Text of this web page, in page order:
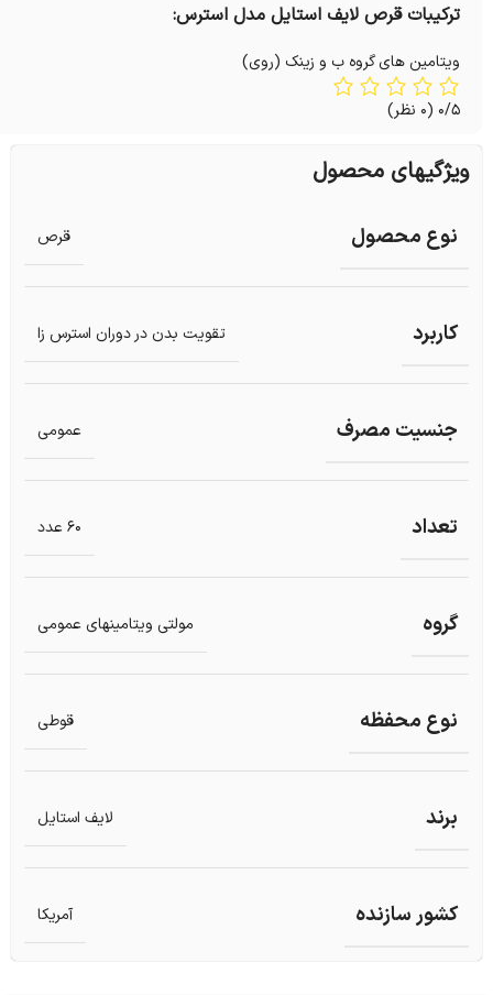
ترکیبات قرص لایف استایل مدل استرس:
ویتامین های گروه ب و زینک (روی)
0/5 (0 نظر)
ویژگیهای محصول
نوع محصول قرص
کاربرد تقویت بدن در دوران استرس زا
جنسیت مصرف عمومی
تعداد 60 عدد
گروه مولتی ویتامینهای عمومی
نوع محفظه قوطی
برند لایف استایل
کشور سازنده آمریکا